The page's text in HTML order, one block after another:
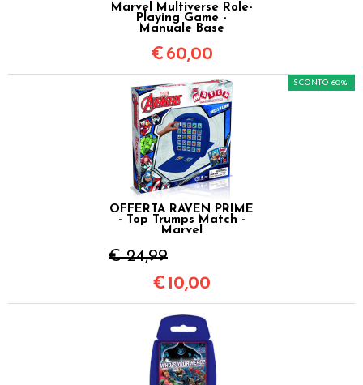
Marvel Multiverse Role-
Playing Game -
Manuale Base
€ 60,00
OFFERTA RAVEN PRIME
- Top Trumps Match -
Marvel
€ 24,99
SCONTO 60%
€ 10,00